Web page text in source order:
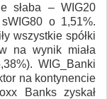
słaba – WIG20
o 1,51%.
wszystkie spółki
na wynik miała
WIG_Banki
na kontynencie
Banks zyskał